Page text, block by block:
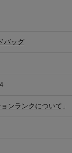
バッグ
ンランクについて 」